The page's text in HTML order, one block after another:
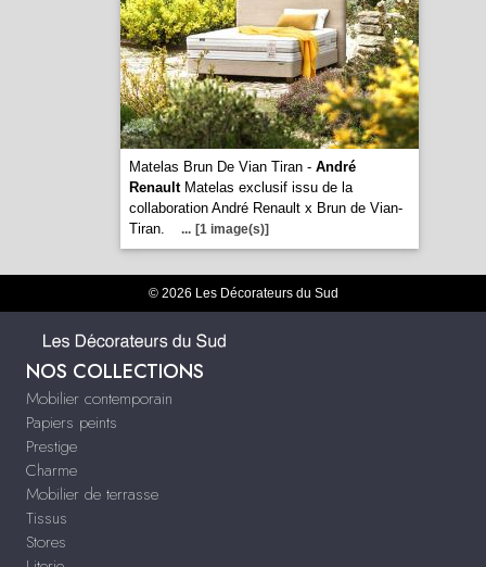
Matelas Brun De Vian Tiran - André
RenaultMatelas exclusif issu de la
collaboration André Renault x Brun de Vian-
Tiran.
... [1 image(s)]
© 2026 Les Décorateurs du Sud
NOS COLLECTIONS
Mobilier contemporain
Papiers peints
Prestige
Charme
Mobilier de terrasse
Tissus
Stores